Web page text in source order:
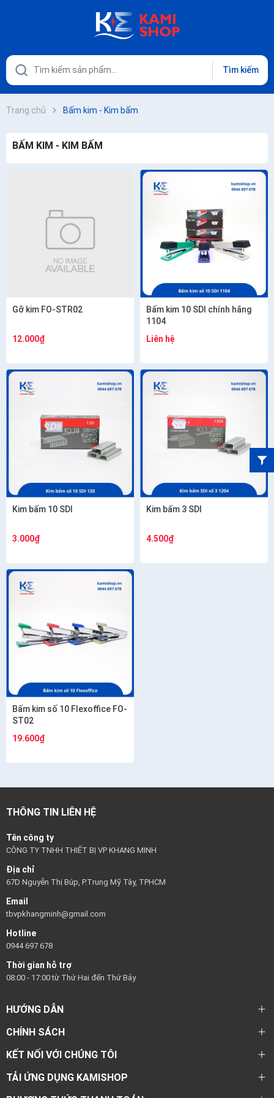
Tìm kiếm
Trang chủ Bấm kim - Kim bấm
BẤM KIM - KIM BẤM
Gỡ kim FO-STR02
12.000₫
Bấm kim 10 SDI chính hãng
1104
Liên hệ
Kim bấm 10 SDI
3.000₫
Kim bấm 3 SDI
4.500₫
Bấm kim số 10 Flexoffice FO-
ST02
19.600₫
THÔNG TIN LIÊN HỆ
Tên công ty
CÔNG TY TNHH THIẾT BỊ VP KHANG MINH
Địa chỉ
67D Nguyễn Thị Búp, P.Trung Mỹ Tây, TPHCM
Email
tbvpkhangminh@gmail.com
Hotline
0944 697 678
Thời gian hỗ trợ
08:00 - 17:00 từ Thứ Hai đến Thứ Bảy
HƯỚNG DẪN
CHÍNH SÁCH
KẾT NỐI VỚI CHÚNG TÔI
TẢI ỨNG DỤNG KAMISHOP